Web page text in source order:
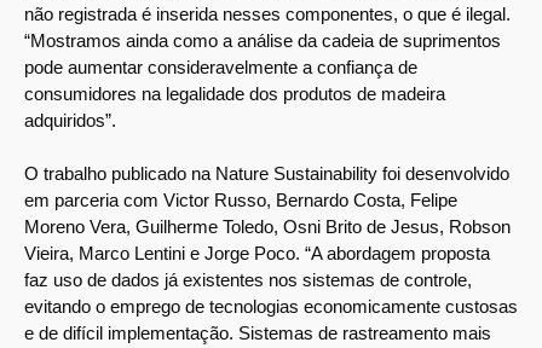
não registrada é inserida nesses componentes, o que é ilegal.
“Mostramos ainda como a análise da cadeia de suprimentos
pode aumentar consideravelmente a confiança de
consumidores na legalidade dos produtos de madeira
adquiridos”.
O trabalho publicado na Nature Sustainability foi desenvolvido
em parceria com Victor Russo, Bernardo Costa, Felipe
Moreno Vera, Guilherme Toledo, Osni Brito de Jesus, Robson
Vieira, Marco Lentini e Jorge Poco. “A abordagem proposta
faz uso de dados já existentes nos sistemas de controle,
evitando o emprego de tecnologias economicamente custosas
e de difícil implementação. Sistemas de rastreamento mais